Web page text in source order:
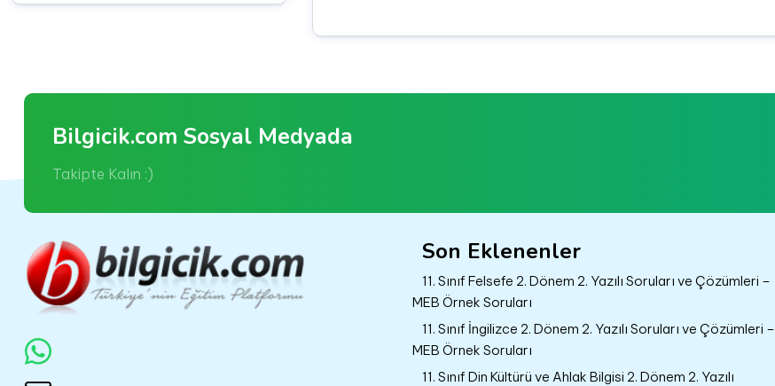
Bilgicik.com Sosyal Medyada
Takipte Kalın :)
Son Eklenenler
11. Sınıf Felsefe 2. Dönem 2. Yazılı Soruları ve Çözümleri –
MEB Örnek Soruları
11. Sınıf İngilizce 2. Dönem 2. Yazılı Soruları ve Çözümleri –
MEB Örnek Soruları
11. Sınıf Din Kültürü ve Ahlak Bilgisi 2. Dönem 2. Yazılı